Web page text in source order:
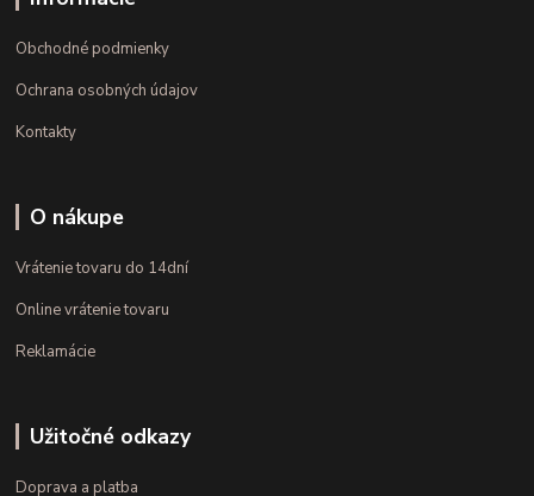
Obchodné podmienky
Ochrana osobných údajov
Kontakty
O nákupe
Vrátenie tovaru do 14dní
Online vrátenie tovaru
Reklamácie
Užitočné odkazy
Doprava a platba